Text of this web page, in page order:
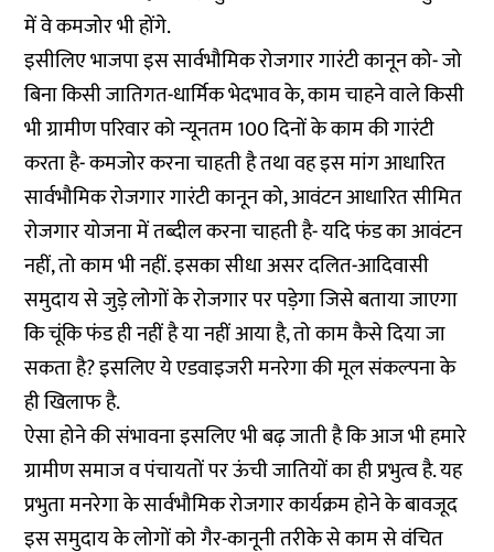
में वे कमजोर भी होंगे.
इसीलिए भाजपा इस सार्वभौमिक रोजगार गारंटी कानून को- जो
बिना किसी जातिगत-धार्मिक भेदभाव के, काम चाहने वाले किसी
भी ग्रामीण परिवार को न्यूनतम 100 दिनों के काम की गारंटी
करता है- कमजोर करना चाहती है तथा वह इस मांग आधारित
सार्वभौमिक रोजगार गारंटी कानून को, आवंटन आधारित सीमित
रोजगार योजना में तब्दील करना चाहती है- यदि फंड का आवंटन
नहीं, तो काम भी नहीं. इसका सीधा असर दलित-आदिवासी
समुदाय से जुड़े लोगों के रोजगार पर पड़ेगा जिसे बताया जाएगा
कि चूंकि फंड ही नहीं है या नहीं आया है, तो काम कैसे दिया जा
सकता है? इसलिए ये एडवाइजरी मनरेगा की मूल संकल्पना के
ही खिलाफ है.
ऐसा होने की संभावना इसलिए भी बढ़ जाती है कि आज भी हमारे
ग्रामीण समाज व पंचायतों पर ऊंची जातियों का ही प्रभुत्व है. यह
प्रभुता मनरेगा के सार्वभौमिक रोजगार कार्यक्रम होने के बावजूद
इस समुदाय के लोगों को गैर-कानूनी तरीके से काम से वंचित